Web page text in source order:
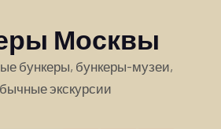
Москвы
бункеры, бункеры-музеи,
экскурсии